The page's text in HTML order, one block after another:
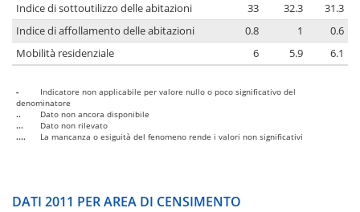
Indice di sottoutilizzo delle abitazioni 33 32.3
31.3
Indice di affollamento delle abitazioni
0.8 1
0.6
Mobilità residenziale
6 5.9 6.1
-
Indicatore non applicabile per valore nullo o poco significativo del
denominatore
..
Dato non ancora disponibile
...
Dato non rilevato
....
La mancanza o esiguità del fenomeno rende i valori non significativi
DATI 2011 PER AREA DI CENSIMENTO